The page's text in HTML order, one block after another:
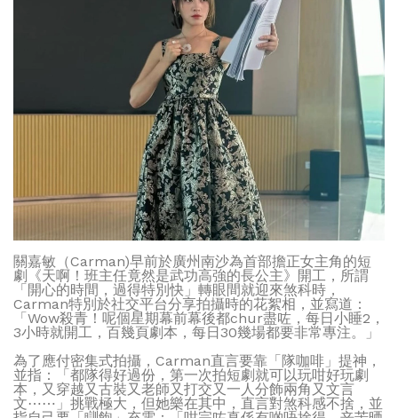
關嘉敏（Carman)早前於廣州南沙為首部擔正女主角的短
劇《天啊！班主任竟然是武功高強的長公主》開工，所謂
「開心的時間，過得特別快」轉眼間就迎來煞科時，
Carman特別於社交平台分享拍攝時的花絮相，並寫道：
「Wow殺青！呢個星期幕前幕後都chur盡咗，每日小睡2，
3小時就開工，百幾頁劇本，每日30幾場都要非常專注。」
為了應付密集式拍攝，Carman直言要靠「隊咖啡」提神，
並指：「都隊得好過份，第一次拍短劇就可以玩咁好玩劇
本，又穿越又古裝又老師又打交又一人分飾兩角又文言
文⋯⋯」挑戰極大，但她樂在其中，直言對煞科感不捨，並